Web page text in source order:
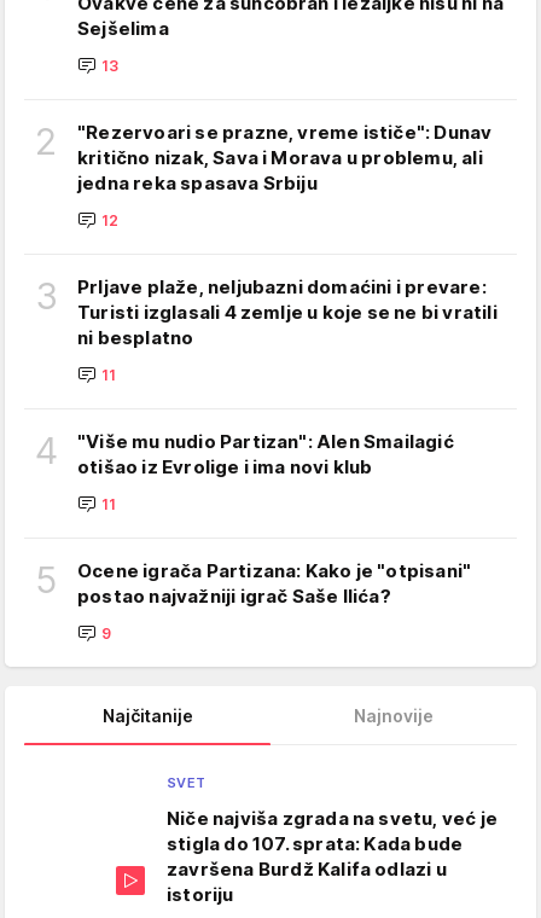
Sejšelima
13
2
"Rezervoari se prazne, vreme ističe": Dunav
kritično nizak, Sava i Morava u problemu, ali
jedna reka spasava Srbiju
12
3
Prljave plaže, neljubazni domaćini i prevare:
Turisti izglasali 4 zemlje u koje se ne bi vratili
ni besplatno
11
4
"Više mu nudio Partizan": Alen Smailagić
otišao iz Evrolige i ima novi klub
11
5
Ocene igrača Partizana: Kako je "otpisani"
postao najvažniji igrač Saše Ilića?
9
Najčitanije Najnovije
SVET
Niče najviša zgrada na svetu, već je
stigla do 107. sprata: Kada bude
završena Burdž Kalifa odlazi u
istoriju